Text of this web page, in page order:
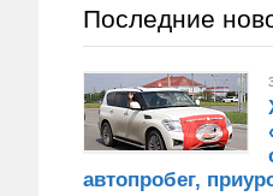
Последние
автопробег,